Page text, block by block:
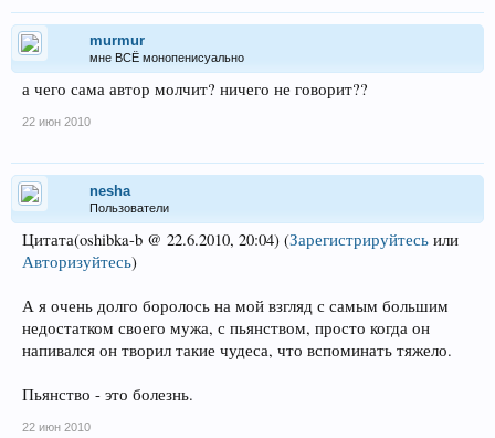
murmur
мне ВСЁ монопенисуально
а чего сама автор молчит? ничего не говорит??
22 июн 2010
nesha
Пользователи
Цитата(oshibka-b @ 22.6.2010, 20:04) (Зарегистрируйтесь или
Авторизуйтесь)
А я очень долго боролось на мой взгляд с самым большим
недостатком своего мужа, с пьянством, просто когда он
напивался он творил такие чудеса, что вспоминать тяжело.
Пьянство - это болезнь.
22 июн 2010